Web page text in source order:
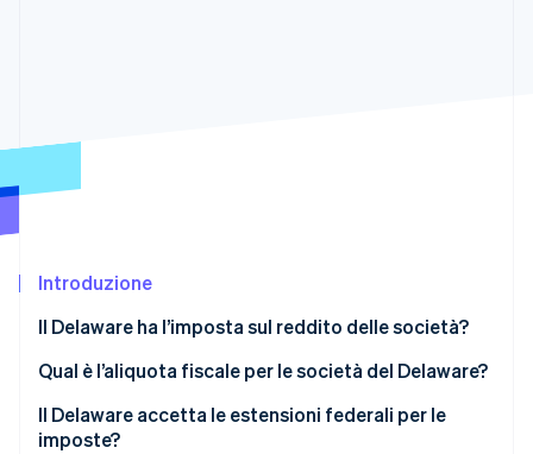
Rimozione del carbonio
Stripe Sessions 2026
Scopri come Stripe sta costruendo l'infrastruttura
Guarda ora
Introduzione
Il Delaware ha l’imposta sul reddito delle società?
Qual è l’aliquota fiscale per le società del Delaware?
Il Delaware accetta le estensioni federali per le
imposte?